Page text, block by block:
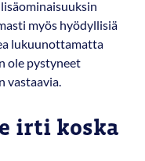
myös hyödyllisiä
lukuunottamatta
ole pystyneet
vastaavia.
irti koska